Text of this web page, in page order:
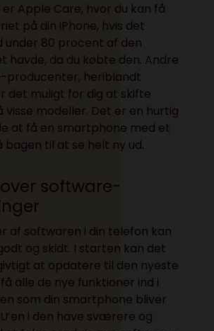
Apple Care, hvor du kan få
på din iPhone, hvis det
under 80 procent af den
havde, da du købte den. Andre
producenter, heriblandt
det muligt for dig at skifte
visse modeller. Det er en hurtig
at få en smartphone med et
bagen til at se helt ny ud.
software-
af softwaren i din telefon kan
og skidt. I starten kan det
at opdatere til den nyeste
alle de nye funktioner ind i
som din smartphone bliver
i den have sværere og